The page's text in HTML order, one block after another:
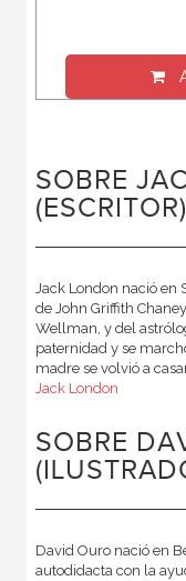
SOBRE
(ESCRITOR)
Jack London nació en
de John Griffith
Wellman, y del
paternidad y se
madre se volvió a
Jack London
SOBRE
David Ouro nació en
autodidacta con la